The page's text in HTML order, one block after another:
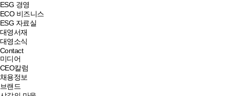
ESG 경영
ECO 비즈니스
ESG 자료실
대영서재
대영소식
Contact
미디어
CEO칼럼
채용정보
브랜드